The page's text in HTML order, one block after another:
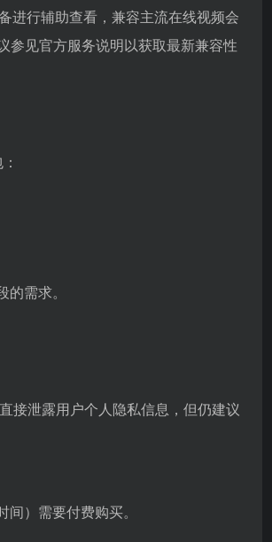
进行辅助查看，兼容主流在线视频会
参见官方服务说明以获取最新兼容性
需求。
接泄露用户个人隐私信息，但仍建议
）需要付费购买。